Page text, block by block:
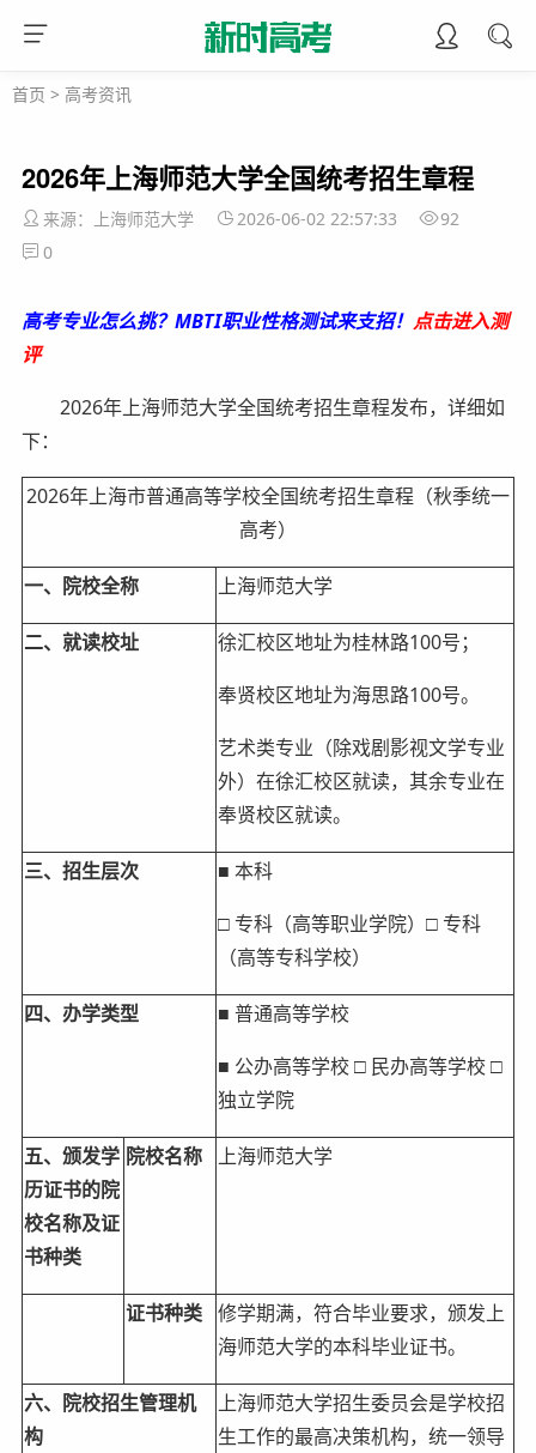
首页 > 高考资讯
2026年上海师范大学全国统考招生章程
来源：上海师范大学 2026-06-02 22:57:33
92
0
高考专业怎么挑？MBTI职业性格测试来支招！ 点击进入测
评
2026年上海师范大学全国统考招生章程发布，详细如
下：
2026年上海市普通高等学校全国统考招生章程（秋季统一
高考）
一、院校全称 上海师范大学
二、就读校址
徐汇校区地址为桂林路100号；
奉贤校区地址为海思路100号。
艺术类专业（除戏剧影视文学专业
外）在徐汇校区就读，其余专业在
奉贤校区就读。
三、招生层次
■ 本科
□ 专科（高等职业学院）□ 专科
（高等专科学校）
四、办学类型
■ 普通高等学校
■ 公办高等学校 □ 民办高等学校 □
独立学院
五、颁发学
历证书的院
校名称及证
书种类
院校名称 上海师范大学
证书种类 修学期满，符合毕业要求，颁发上
海师范大学的本科毕业证书。
六、院校招生管理机
构
上海师范大学招生委员会是学校招
生工作的最高决策机构，统一领导